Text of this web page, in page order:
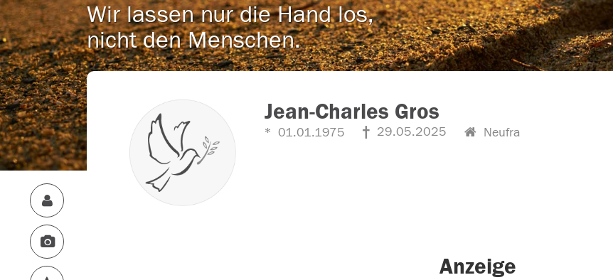
Wir lassen nur die Hand los,
nicht den Menschen.
Jean-Charles Gros
01.01.1975 29.05.2025 Neufra
Anzeige